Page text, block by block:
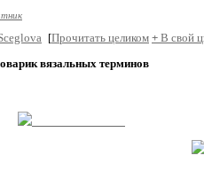
[Прочитать целиком + В свой
вязальных терминов